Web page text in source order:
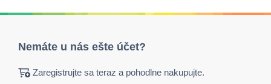
Nemáte u nás ešte účet?
Zaregistrujte sa teraz a pohodlne nakupujte.